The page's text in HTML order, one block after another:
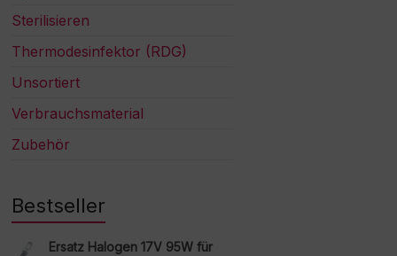
Sterilisieren
Thermodesinfektor (RDG)
Unsortiert
Verbrauchsmaterial
Zubehör
Bestseller
Ersatz Halogen 17V 95W für